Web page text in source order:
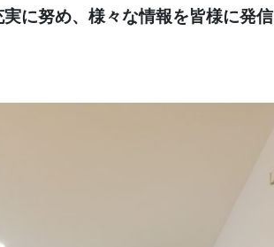
に努め、様々な情報を皆様に発信